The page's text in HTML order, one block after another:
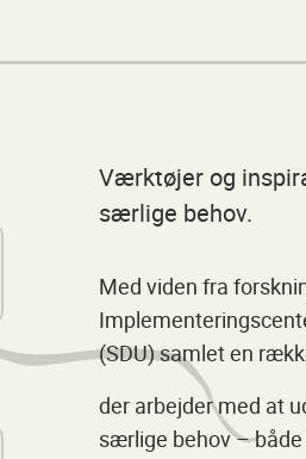
Værktøjer og
særlige behov.
Med viden fra
(SDU) samlet en
der arbejder med at
særlige behov – både